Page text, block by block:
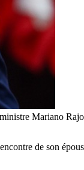
Mariano
de son